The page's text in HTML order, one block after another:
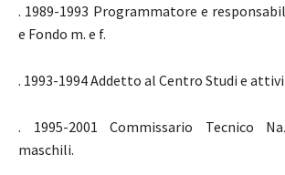
. 1989-1993 Programmatore e
e Fondo m. e f.
. 1993-1994 Addetto al Centro Studi e
. 1995-2001 Commissario Tecnico
maschili.